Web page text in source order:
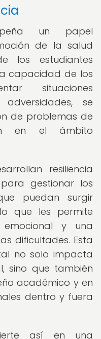
un papel
de la salud
los estudiantes
capacidad de los
situaciones
se
de problemas de
en el ámbito
resiliencia
gestionar los
puedan surgir
que les permite
emocional y una
dificultades. Esta
no solo impacta
sino que también
académico y en
dentro y fuera
así en una